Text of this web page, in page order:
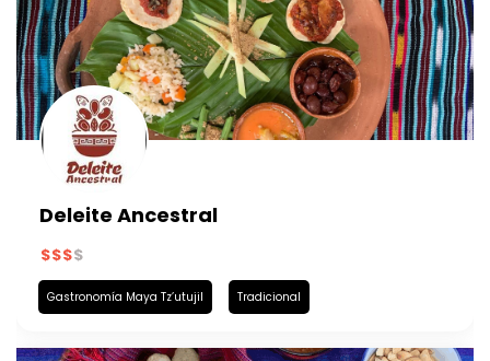
Deleite Ancestral
Gastronomía Maya Tz’utujil Tradicional